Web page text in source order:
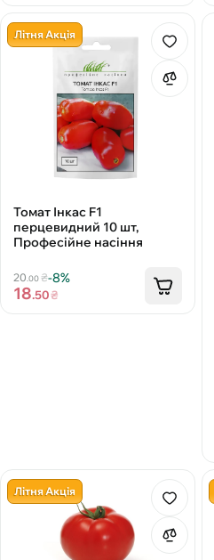
Літня Акція
Томат Інкас F1
перцевидний 10 шт,
Професійне насіння
20.00₴-8%
18.50₴
Літня Акція